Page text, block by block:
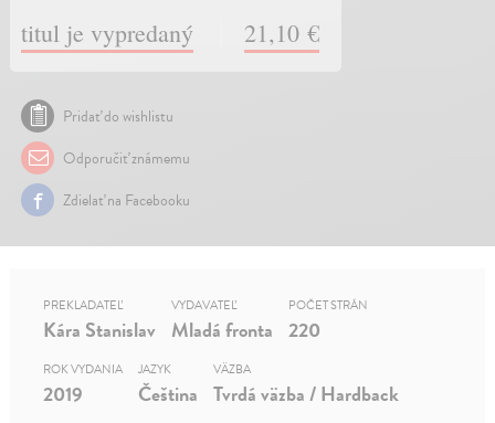
titul je vypredaný 21,10 €
Pridať do wishlistu
Odporučiť známemu
Zdielať na Facebooku
PREKLADATEĽ
Kára Stanislav
VYDAVATEĽ
Mladá fronta
POČET STRÁN
220
ROK VYDANIA
2019
JAZYK
Čeština
VÄZBA
Tvrdá väzba / Hardback